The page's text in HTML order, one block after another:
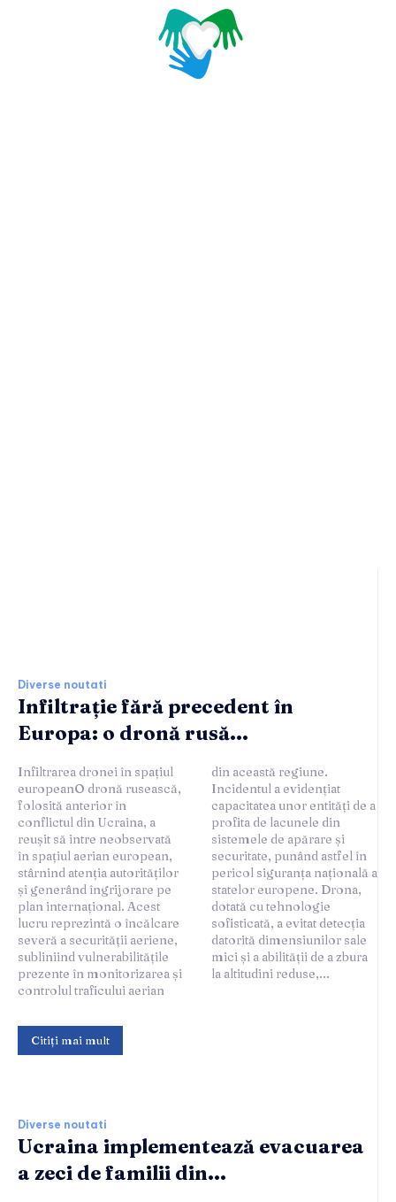
Diverse noutati
Infiltrație fără precedent în
Europa: o dronă rusă...
Infiltrarea dronei în spațiul
europeanO dronă rusească,
folosită anterior în
conflictul din Ucraina, a
reușit să intre neobservată
în spațiul aerian european,
stârnind atenția autorităților
și generând îngrijorare pe
plan internațional. Acest
lucru reprezintă o încălcare
severă a securității aeriene,
subliniind vulnerabilitățile
prezente în monitorizarea și
controlul traficului aerian
din această regiune.
Incidentul a evidențiat
capacitatea unor entități de a
profita de lacunele din
sistemele de apărare și
securitate, punând astfel în
pericol siguranța națională a
statelor europene. Drona,
dotată cu tehnologie
sofisticată, a evitat detecția
datorită dimensiunilor sale
mici și a abilității de a zbura
la altitudini reduse,...
Citiți mai mult
Diverse noutati
Ucraina implementează evacuarea
a zeci de familii din...